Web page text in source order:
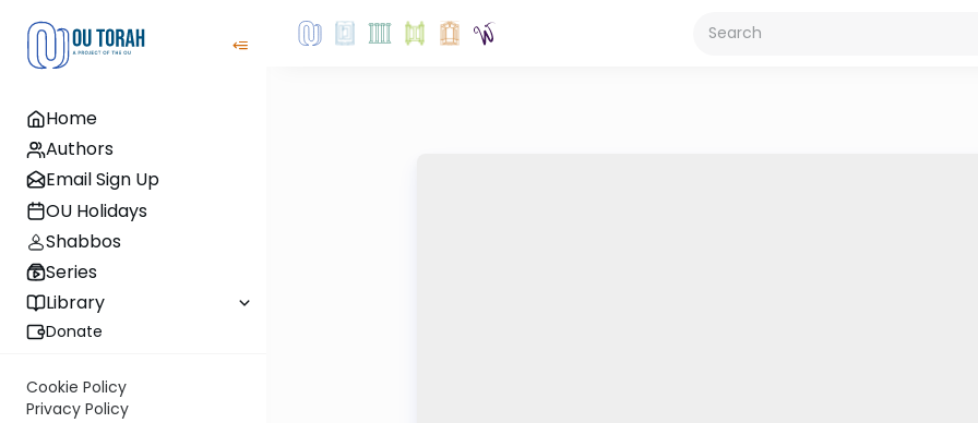
Home
Authors
Email Sign Up
OU Holidays
Shabbos
Series
Library
Donate
Cookie Policy
Privacy Policy